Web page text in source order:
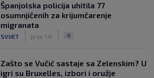
Španjolska policija uhitila 77
osumnjičenih za krijumčarenje
migranata
SVIJET prije 1 h 0
Zašto se Vučić sastaje sa Zelenskim? U
igri su Bruxelles, izbori i oružje